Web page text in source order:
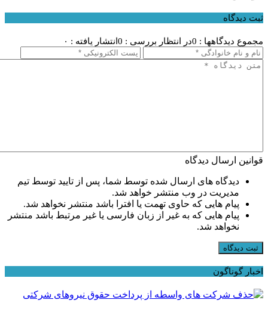
ثبت دیدگاه
مجموع دیدگاهها : 0 در انتظار بررسی : 0 انتشار یافته : ۰
قوانین ارسال دیدگاه
دیدگاه های ارسال شده توسط شما، پس از تایید توسط تیم
مدیریت در وب منتشر خواهد شد.
پیام هایی که حاوی تهمت یا افترا باشد منتشر نخواهد شد.
پیام هایی که به غیر از زبان فارسی یا غیر مرتبط باشد منتشر
نخواهد شد.
ثبت دیدگاه
اخبار گوناگون